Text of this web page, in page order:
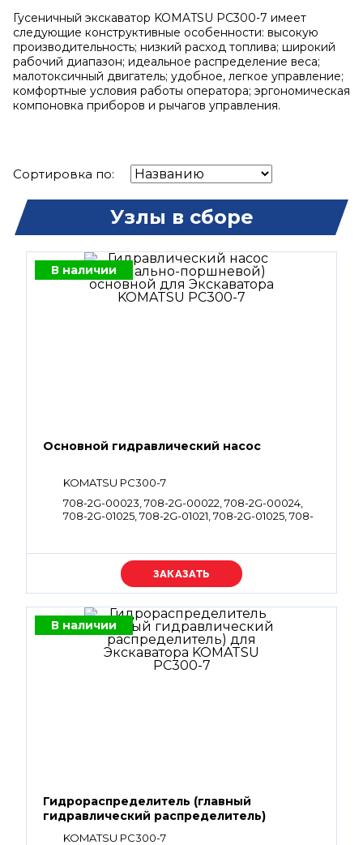
Гусеничный экскаватор KOMATSU PC300-7 имеет
следующие конструктивные особенности: высокую
производительность; низкий расход топлива; широкий
рабочий диапазон; идеальное распределение веса;
малотоксичный двигатель; удобное, легкое управление;
комфортные условия работы оператора; эргономическая
компоновка приборов и рычагов управления.
Сортировка по:
Узлы в сборе
В наличии
Основной гидравлический насос
KOMATSU PC300-7
708-2G-00023, 708-2G-00022, 708-2G-00024,
708-2G-01025, 708-2G-01021, 708-2G-01025, 708-
Уточняйте цену
В наличии
Гидрораспределитель (главный
гидравлический распределитель)
KOMATSU PC300-7